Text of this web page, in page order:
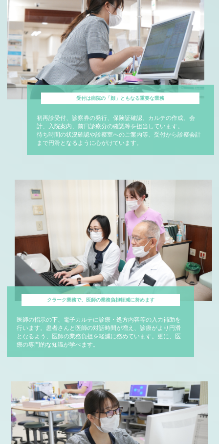
受付は病院の「顔」ともなる重要な業務
初再診受付、診察券の発行、保険証確認、カルテの作成、会
計、入院案内、前日診療分の確認等を担当しています。
待ち時間の状況確認や診察室へのご案内等、受付から診察会計
まで円滑となるように心がけています。
クラーク業務で、医師の業務負担軽減に努めます
医師の指示の下、電子カルテに診療・処方内容等の入力補助を
行います。患者さんと医師の対話時間が増え、診療がより円滑
となるよう、医師の業務負担を軽減に務めています。更に、医
療の専門的な知識が学べます。